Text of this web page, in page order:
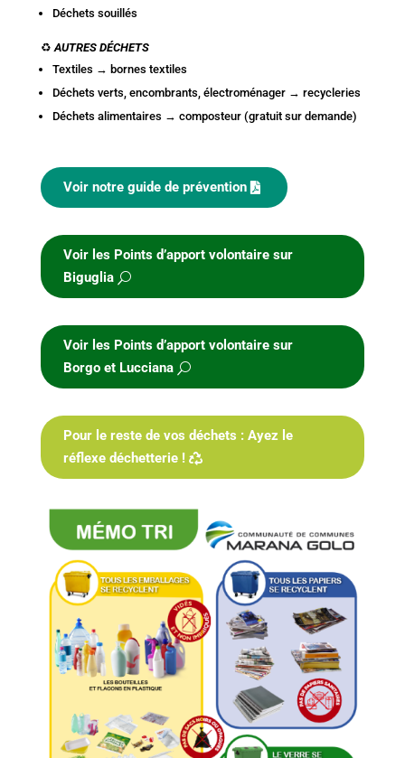
Déchets souillés
♻️ AUTRES DÉCHETS
Textiles → bornes textiles
Déchets verts, encombrants, électroménager → recycleries
Déchets alimentaires → composteur (gratuit sur demande)
Voir notre guide de prévention
Voir les Points d’apport volontaire sur
Biguglia
Voir les Points d’apport volontaire sur
Borgo et Lucciana
Pour le reste de vos déchets : Ayez le
réflexe déchetterie !